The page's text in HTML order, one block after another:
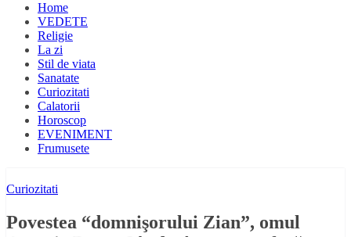
Home
VEDETE
Religie
La zi
Stil de viata
Sanatate
Curiozitati
Calatorii
Horoscop
EVENIMENT
Frumusete
Curiozitati
Povestea “domnişorului Zian”, omul